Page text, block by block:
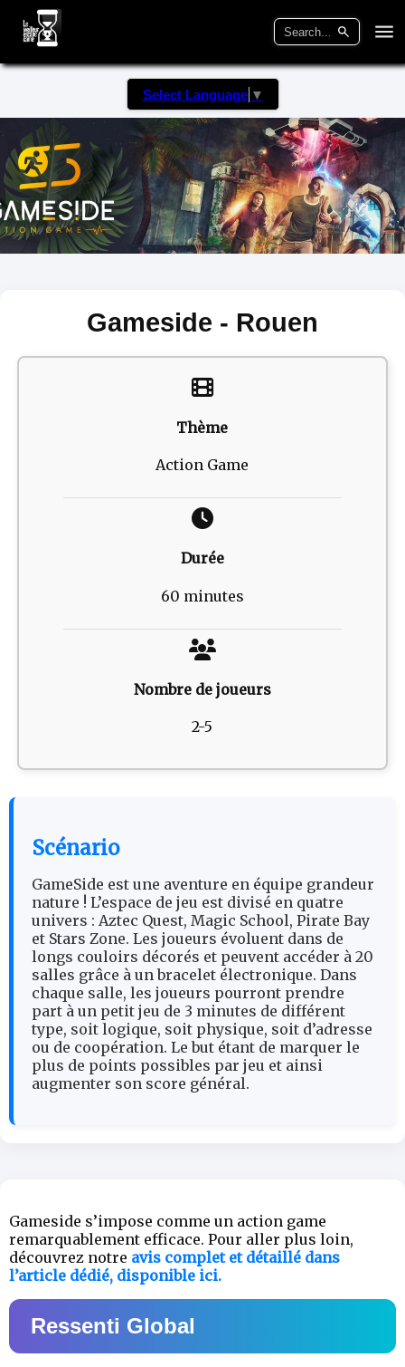
Select Language ▼
Gameside - Rouen
Thème
Action Game
Durée
60 minutes
Nombre de joueurs
2-5
Scénario
GameSide est une aventure en équipe grandeur
nature ! L’espace de jeu est divisé en quatre
univers : Aztec Quest, Magic School, Pirate Bay
et Stars Zone. Les joueurs évoluent dans de
longs couloirs décorés et peuvent accéder à 20
salles grâce à un bracelet électronique. Dans
chaque salle, les joueurs pourront prendre
part à un petit jeu de 3 minutes de différent
type, soit logique, soit physique, soit d’adresse
ou de coopération. Le but étant de marquer le
plus de points possibles par jeu et ainsi
augmenter son score général.
Gameside s’impose comme un action game
remarquablement efficace. Pour aller plus loin,
découvrez notre avis complet et détaillé dans
l’article dédié, disponible ici.
Ressenti Global